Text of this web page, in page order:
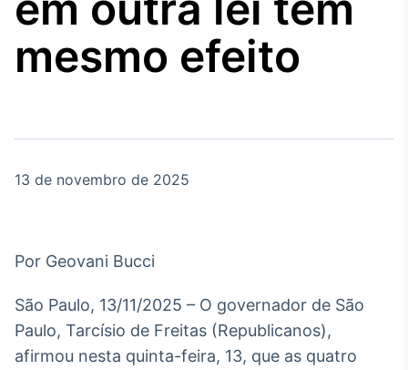
Agro
Tudo sobre o
agronegócio
Broadcast
O setor de
energia elétrica
no Brasil
mesmo efeito
13 de novembro de 2025
Por Geovani Bucci
São Paulo, 13/11/2025 – O governador de São
Paulo, Tarcísio de Freitas (Republicanos),
afirmou nesta quinta-feira, 13, que as quatro